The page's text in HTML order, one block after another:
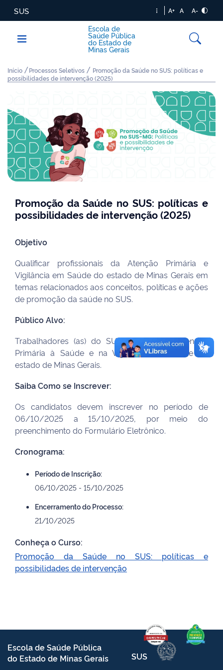
SUS A+ A A-
Escola de
Saúde Pública
do Estado de
Minas Gerais
Início /Processos Seletivos / Promoção da Saúde no SUS: políticas e
possibilidades de intervenção (2025)
Promoção da Saúde no SUS: políticas e
possibilidades de intervenção (2025)
Objetivo
Qualificar profissionais da Atenção Primária e
Vigilância em Saúde do estado de Minas Gerais em
temas relacionados aos conceitos, políticas e ações
de promoção da saúde no SUS.
Público Alvo:
Trabalhadores (as) do SUS atuantes na Atenção
Primária à Saúde e na Vigilância em Saúde do
estado de Minas Gerais.
Saiba Como se Inscrever:
Os candidatos devem inscrever no período de
06/10/2025 a 15/10/2025, por meio do
preenchimento do Formulário Eletrônico.
Cronograma:
Período de Inscrição:
06/10/2025 - 15/10/2025
Encerramento do Processo:
21/10/2025
Conheça o Curso:
Promoção da Saúde no SUS: políticas e
possibilidades de intervenção
Escola de Saúde Pública
do Estado de Minas Gerais
SUS